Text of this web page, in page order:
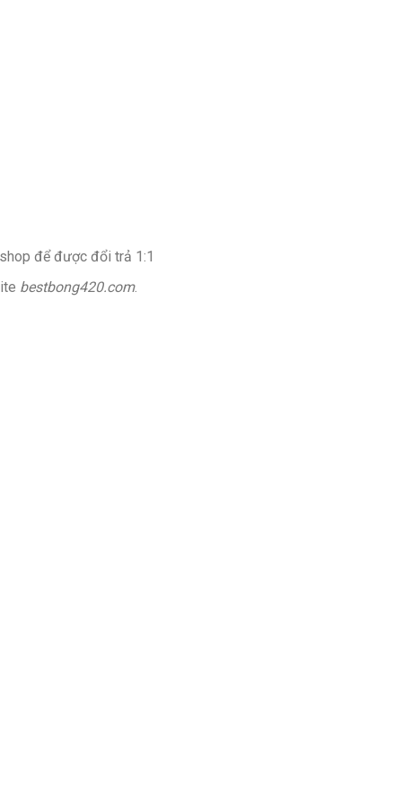
để được đổi trả 1:1
bestbong420.com.